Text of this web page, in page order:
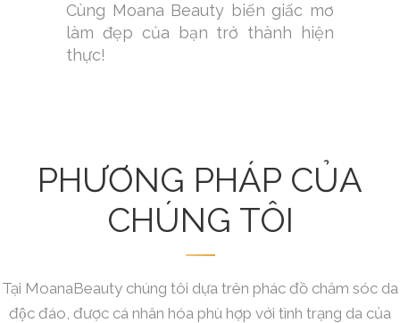
Cùng Moana Beauty biến giấc mơ
làm đẹp của bạn trở thành hiện
thực!
PHƯƠNG PHÁP CỦA
CHÚNG TÔI
Tại MoanaBeauty chúng tôi dựa trên phác đồ chăm sóc da
độc đáo, được cá nhân hóa phù hợp với tình trạng da của